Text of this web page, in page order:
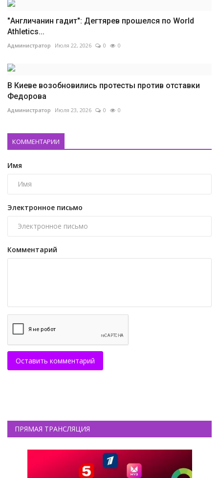
"Англичанин гадит": Дегтярев прошелся по World
Athletics...
Администратор Июля 22, 2026 0 0
В Киеве возобновились протесты против отставки
Федорова
Администратор Июля 23, 2026 0 0
КОММЕНТАРИИ
Имя
Электронное письмо
Комментарий
Оставить комментарий
ПРЯМАЯ ТРАНСЛЯЦИЯ